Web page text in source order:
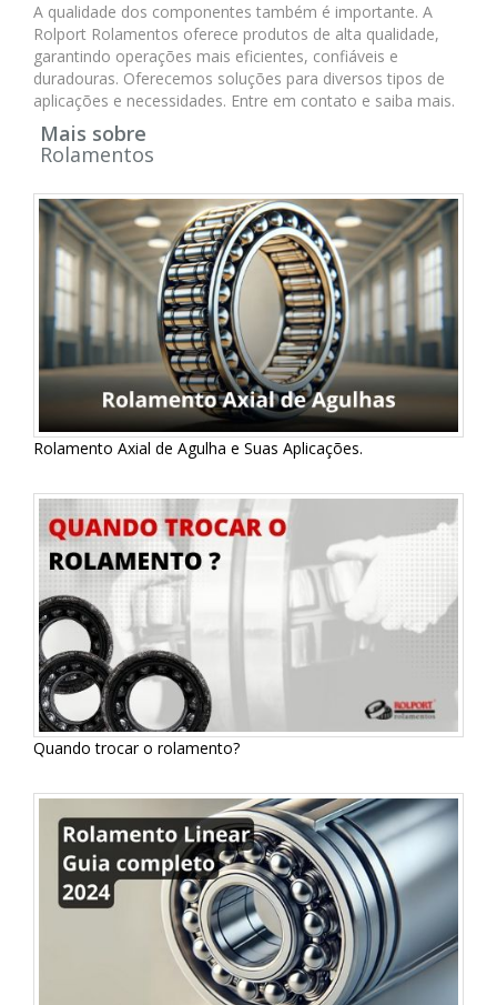
A qualidade dos componentes também é importante. A
Rolport Rolamentos oferece produtos de alta qualidade,
garantindo operações mais eficientes, confiáveis e
duradouras. Oferecemos soluções para diversos tipos de
aplicações e necessidades. Entre em contato e saiba mais.
Mais sobre
Rolamentos
Rolamento Axial de Agulha e Suas Aplicações.
Quando trocar o rolamento?